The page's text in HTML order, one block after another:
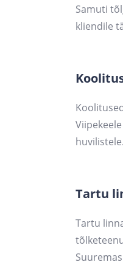
Samuti
kliendile
huvilistele.
Tartu
Tartu